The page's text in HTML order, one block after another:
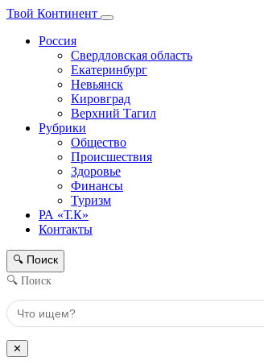
Твой Континент
Россия
Свердловская область
Екатеринбург
Невьянск
Кировград
Верхний Тагил
Рубрики
Общество
Происшествия
Здоровье
Финансы
Туризм
РА «Т.К»
Контакты
🔍 Поиск
🔍 Поиск
✕